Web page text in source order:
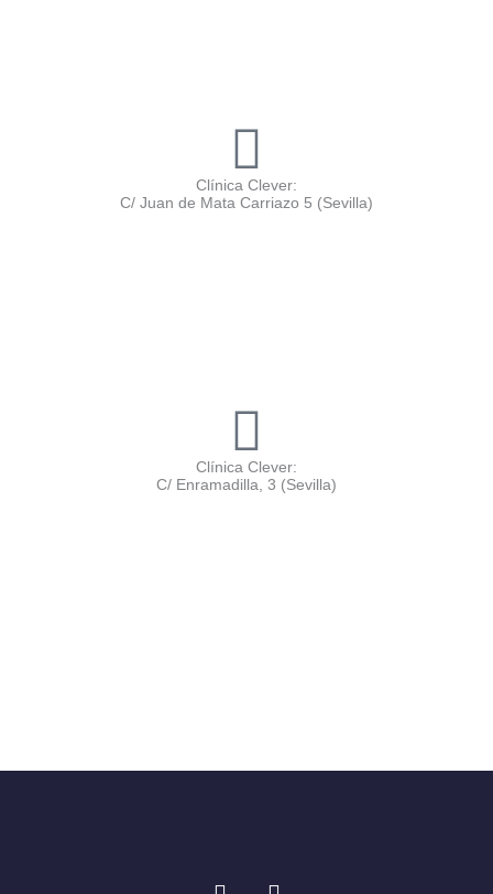
Clínica Clever:
C/ Juan de Mata Carriazo 5 (Sevilla)
Clínica Clever:
C/ Enramadilla, 3 (Sevilla)
I
F